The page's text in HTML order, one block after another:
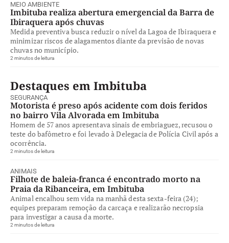
MEIO AMBIENTE
Imbituba realiza abertura emergencial da Barra de
Ibiraquera após chuvas
Medida preventiva busca reduzir o nível da Lagoa de Ibiraquera e
minimizar riscos de alagamentos diante da previsão de novas
chuvas no município.
2 minutos de leitura
Destaques em Imbituba
SEGURANÇA
Motorista é preso após acidente com dois feridos
no bairro Vila Alvorada em Imbituba
Homem de 57 anos apresentava sinais de embriaguez, recusou o
teste do bafômetro e foi levado à Delegacia de Polícia Civil após a
ocorrência.
2 minutos de leitura
ANIMAIS
Filhote de baleia-franca é encontrado morto na
Praia da Ribanceira, em Imbituba
Animal encalhou sem vida na manhã desta sexta-feira (24);
equipes preparam remoção da carcaça e realizarão necropsia
para investigar a causa da morte.
2 minutos de leitura